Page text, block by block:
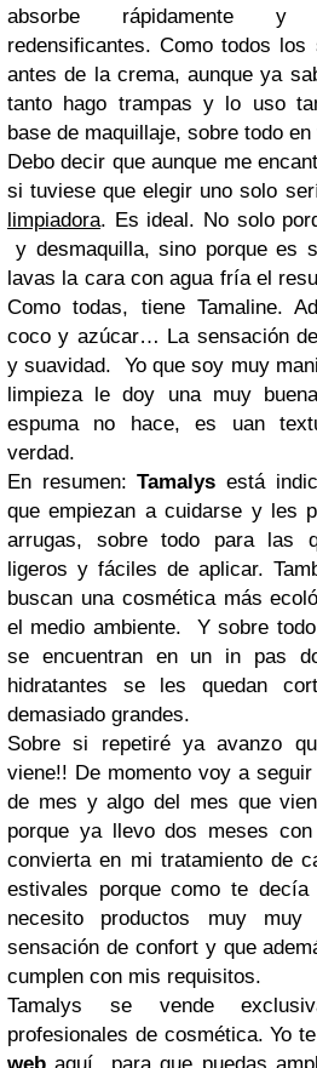
absorbe rápidamente y
redensificantes. Como todos
antes de la crema, aunque ya
tanto hago trampas y lo uso
base de maquillaje, sobre todo en
Debo decir que aunque me
si tuviese que elegir uno solo
limpiadora. Es ideal. No solo
y desmaquilla, sino porque es
lavas la cara con agua fría el
Como todas, tiene Tamaline.
coco y azúcar… La sensación
y suavidad. Yo que soy muy
limpieza le doy una muy
espuma no hace, es uan
verdad.
En resumen:Tamalysestá
que empiezan a cuidarse y les
arrugas, sobre todo para las
ligeros y fáciles de aplicar.
buscan una cosmética más
el medio ambiente. Y sobre
se encuentran en un in pas
hidratantes se les quedan
demasiado grandes.
Sobre si repetiré ya avanzo
viene!! De momento voy a
de mes y algo del mes que
porque ya llevo dos meses
convierta en mi tratamiento de
estivales porque como te
necesito productos muy
sensación de confort y que
cumplen con mis requisitos.
Tamalys se vende
profesionales de cosmética. Yo
webaquí para que puedas